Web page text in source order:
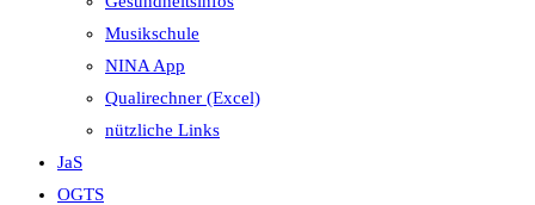
Musikschule
NINA App
Qualirechner (Excel)
nützliche Links
JaS
OGTS